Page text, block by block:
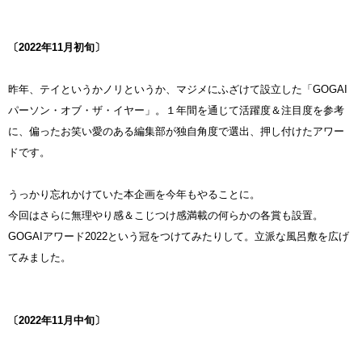
〔2022年11月初旬〕
昨年、テイというかノリというか、マジメにふざけて設立した「GOGAI
パーソン・オブ・ザ・イヤー」。１年間を通じて活躍度＆注目度を参考
に、偏ったお笑い愛のある編集部が独自角度で選出、押し付けたアワー
ドです。
うっかり忘れかけていた本企画を今年もやることに。
今回はさらに無理やり感＆こじつけ感満載の何らかの各賞も設置。
GOGAIアワード2022という冠をつけてみたりして。立派な風呂敷を広げ
てみました。
〔2022年11月中旬〕